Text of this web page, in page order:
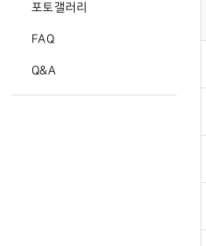
포토갤러리
FAQ
Q&A